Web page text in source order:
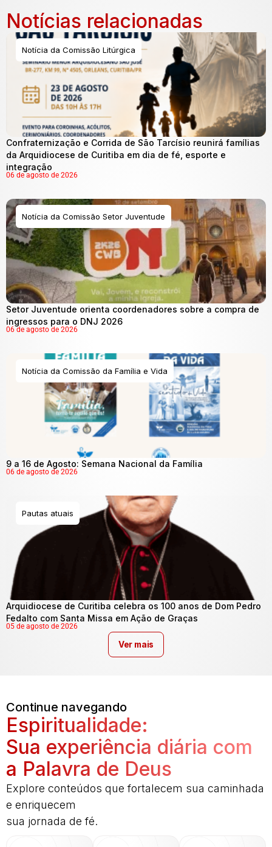
Notícias relacionadas
Notícia da Comissão Litúrgica
Confraternização e Corrida de São Tarcísio reunirá famílias
da Arquidiocese de Curitiba em dia de fé, esporte e
integração
06 de agosto de 2026
Notícia da Comissão Setor Juventude
Setor Juventude orienta coordenadores sobre a compra de
ingressos para o DNJ 2026
06 de agosto de 2026
Notícia da Comissão da Família e Vida
9 a 16 de Agosto: Semana Nacional da Família
06 de agosto de 2026
Pautas atuais
Arquidiocese de Curitiba celebra os 100 anos de Dom Pedro
Fedalto com Santa Missa em Ação de Graças
05 de agosto de 2026
Ver mais
Continue navegando
Espiritualidade:
Sua experiência diária com
a Palavra de Deus
Explore conteúdos que fortalecem sua caminhada
e enriquecem
sua jornada de fé.